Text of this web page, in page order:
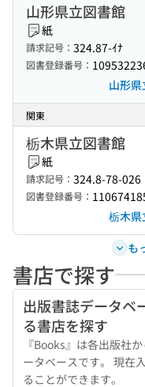
山形県立図書館
紙
請求記号： 324.87-ｲﾅ
図書登録番号：
山形
関東
栃木県立図書館
紙
請求記号： 324.8-78-026
図書登録番号：
栃木
も
書店で探す
出版書誌データベ
る書店を探す
『Books』は各出版社
ータベースです。 現在
ることができます。